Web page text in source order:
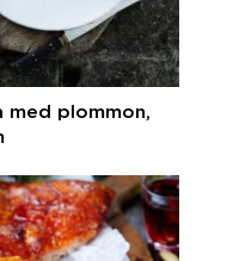
med plommon,